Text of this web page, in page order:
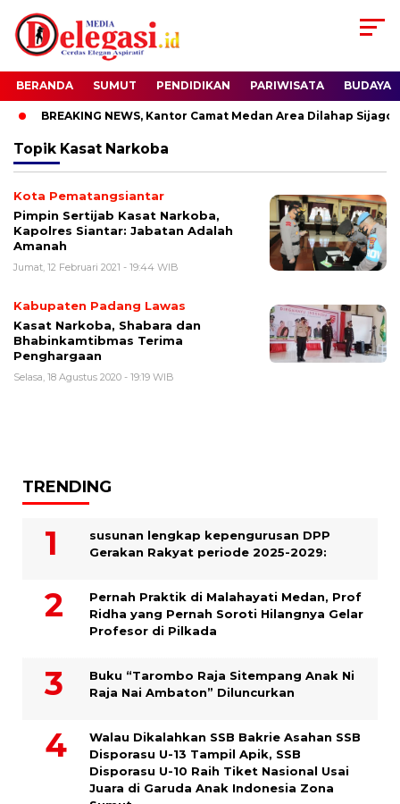
BERANDA SUMUT PENDIDIKAN PARIWISATA BUDAYA
BREAKING NEWS, Kantor Camat Medan Area Dilahap Sijago
Topik Kasat Narkoba
Kota Pematangsiantar
Pimpin Sertijab Kasat Narkoba,
Kapolres Siantar: Jabatan Adalah
Amanah
Jumat, 12 Februari 2021 - 19:44 WIB
Kabupaten Padang Lawas
Kasat Narkoba, Shabara dan
Bhabinkamtibmas Terima
Penghargaan
Selasa, 18 Agustus 2020 - 19:19 WIB
TRENDING
susunan lengkap kepengurusan DPP
Gerakan Rakyat periode 2025-2029:
Pernah Praktik di Malahayati Medan, Prof
Ridha yang Pernah Soroti Hilangnya Gelar
Profesor di Pilkada
Buku “Tarombo Raja Sitempang Anak Ni
Raja Nai Ambaton” Diluncurkan
Walau Dikalahkan SSB Bakrie Asahan SSB
Disporasu U-13 Tampil Apik, SSB
Disporasu U-10 Raih Tiket Nasional Usai
Juara di Garuda Anak Indonesia Zona